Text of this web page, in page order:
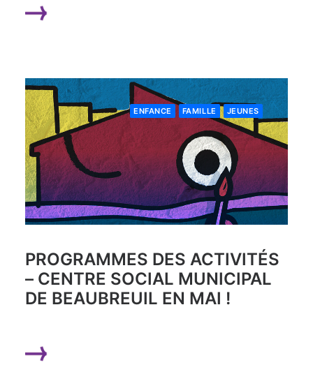
ENFANCE FAMILLE JEUNES
PROGRAMMES DES ACTIVITÉS
– CENTRE SOCIAL MUNICIPAL
DE BEAUBREUIL EN MAI !